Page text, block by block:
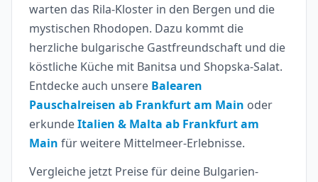
warten das Rila-Kloster in den Bergen und die
mystischen Rhodopen. Dazu kommt die
herzliche bulgarische Gastfreundschaft und die
köstliche Küche mit Banitsa und Shopska-Salat.
Entdecke auch unsere Balearen
Pauschalreisen ab Frankfurt am Main oder
erkundeItalien & Malta ab Frankfurt am
Main für weitere Mittelmeer-Erlebnisse.
Vergleiche jetzt Preise für deine Bulgarien-